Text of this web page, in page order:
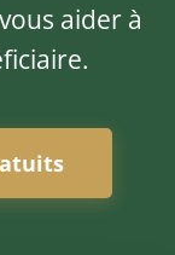
aider à